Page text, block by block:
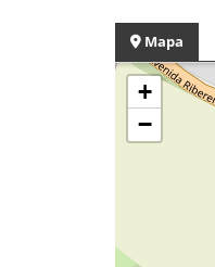
Mapa
+
−